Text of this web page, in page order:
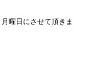
曜日にさせて頂きま